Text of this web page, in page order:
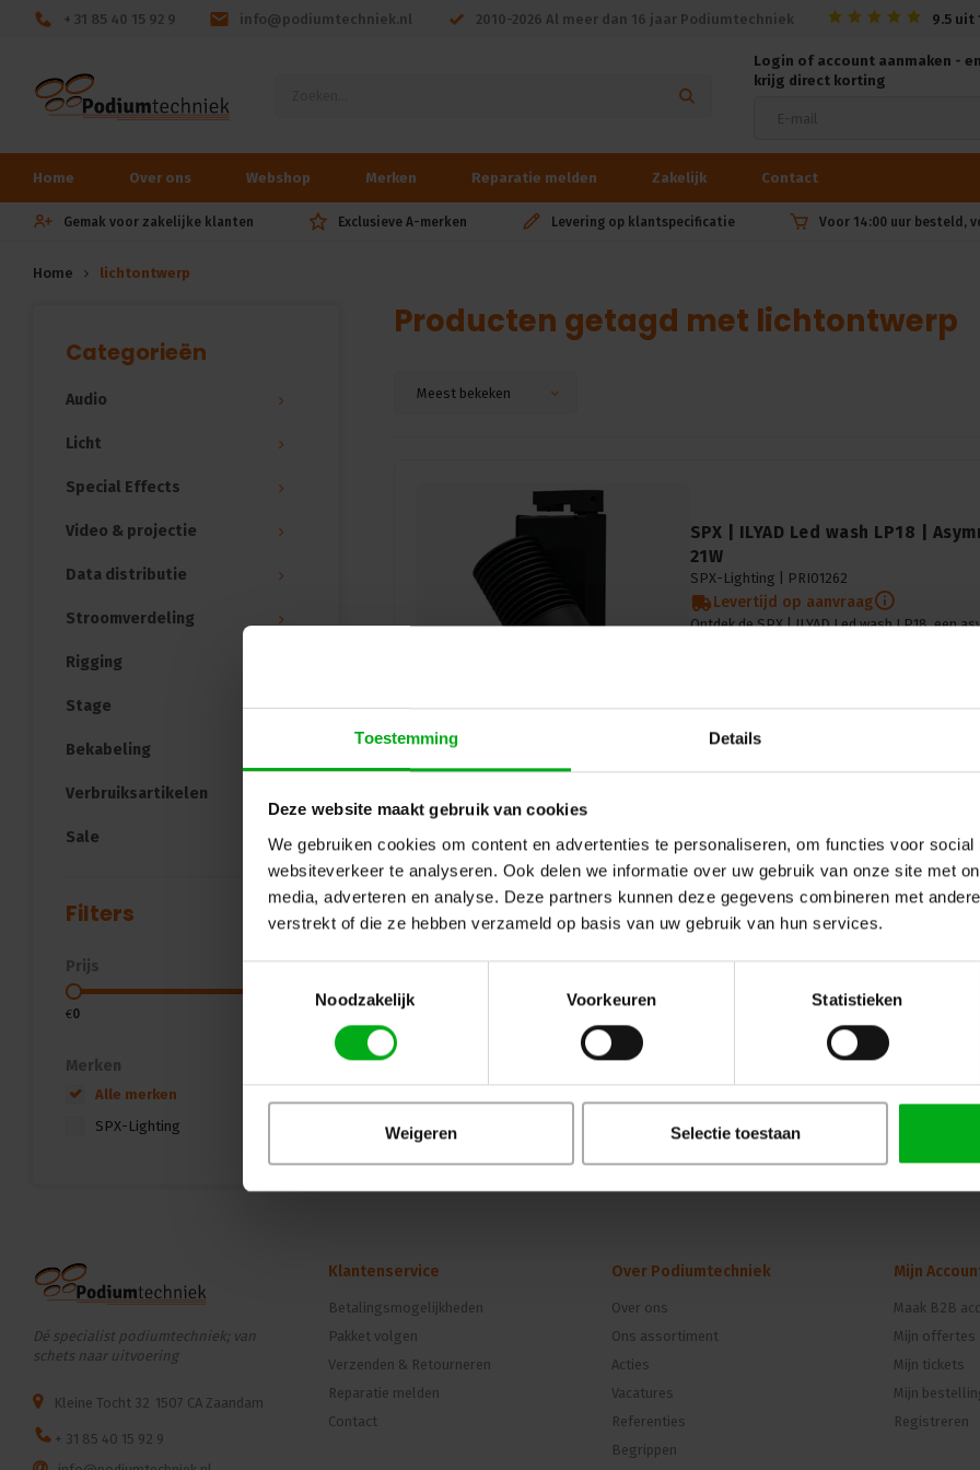
Toestemming Details
Deze website maakt gebruik van cookies
We gebruiken cookies om content en advertenties te personaliseren, om functies voor social
websiteverkeer te analyseren. Ook delen we informatie over uw gebruik van onze site met
media, adverteren en analyse. Deze partners kunnen deze gegevens combineren met
verstrekt of die ze hebben verzameld op basis van uw gebruik van hun services.
Noodzakelijk
Voorkeuren Statistieken
Weigeren Selectie toestaan
+ 31 85 40 15 92 9 info@podiumtechniek.nl 2010-2026 Al meer dan 16 jaar Podiumtechniek 9.5 uit
Login of account aanmaken - en
krijg direct korting
Home Over ons Webshop Merken Reparatie melden Zakelijk Contact
Gemak voor zakelijke klanten Exclusieve A-merken Levering op klantspecificatie Voor 14:00 uur besteld,
Home lichtontwerp
Categorieën
Audio
Licht
Special Effects
Video & projectie
Data distributie
Stroomverdeling
Rigging
Stage
Bekabeling
Verbruiksartikelen
Sale
Filters
Prijs
€0
Merken
Alle merken
SPX-Lighting
Producten getagd met lichtontwerp
Meest bekeken
SPX | ILYAD Led wash LP18 |
21W
SPX-Lighting | PRI01262
Levertijd op aanvraag
Ontdek de SPX | ILYAD Led wash LP18, een
SPX | ILYAD Led Fresnel TW |
SPX-Lighting |PRI01776
Levertijd op aanvraag
krachtige en flexibele LED-armatuur met
bron en diverse montageopties. Bekijk nu!
Dé specialist podiumtechniek; van
schets naar uitvoering
Kleine Tocht 32 1507 CA Zaandam
+ 31 85 40 15 92 9
Klantenservice
Betalingsmogelijkheden
Pakket volgen
Verzenden & Retourneren
Reparatie melden
Contact
Over Podiumtechniek
Over ons
Ons assortiment
Acties
Vacatures
Referenties
Begrippen
Mijn
Maak B2B
Mijn offertes
Mijn tickets
Mijn
Registreren